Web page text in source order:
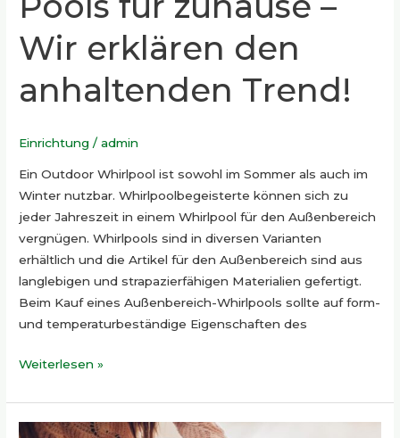
Wir erklären den
anhaltenden Trend!
Einrichtung /admin
Ein Outdoor Whirlpool ist sowohl im Sommer als auch im
Winter nutzbar. Whirlpoolbegeisterte können sich zu
jeder Jahreszeit in einem Whirlpool für den Außenbereich
vergnügen. Whirlpools sind in diversen Varianten
erhältlich und die Artikel für den Außenbereich sind aus
langlebigen und strapazierfähigen Materialien gefertigt.
Beim Kauf eines Außenbereich-Whirlpools sollte auf form-
und temperaturbeständige Eigenschaften des
Weiterlesen »
Der